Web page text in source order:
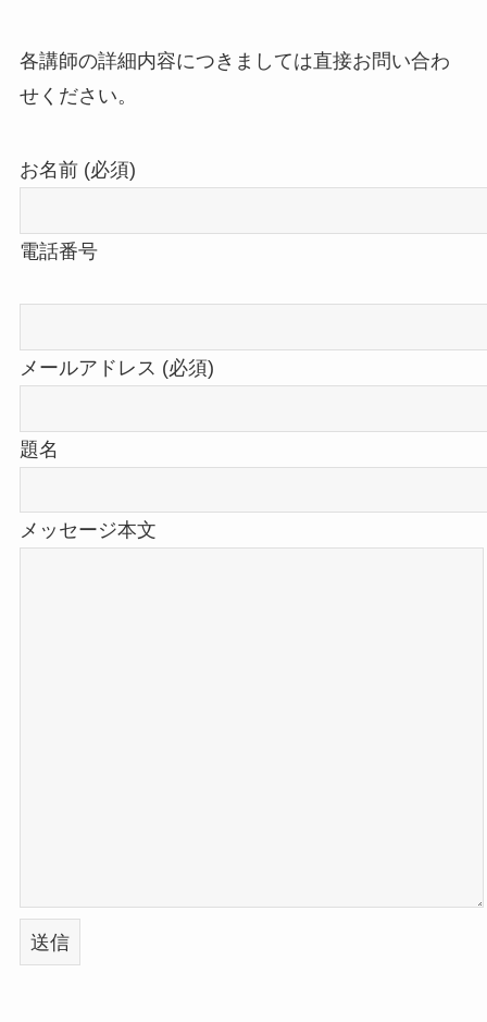
各講師の詳細内容につきましては直接お問い合わ
せください。
お名前 (必須)
電話番号
メールアドレス (必須)
題名
メッセージ本文